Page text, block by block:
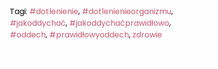
Tagi: #dotlenienie, #dotlenienieorganizmu,
#jakoddychać, #jakoddychaćprawidłowo,
#oddech, #prawidłowyoddech, zdrowie